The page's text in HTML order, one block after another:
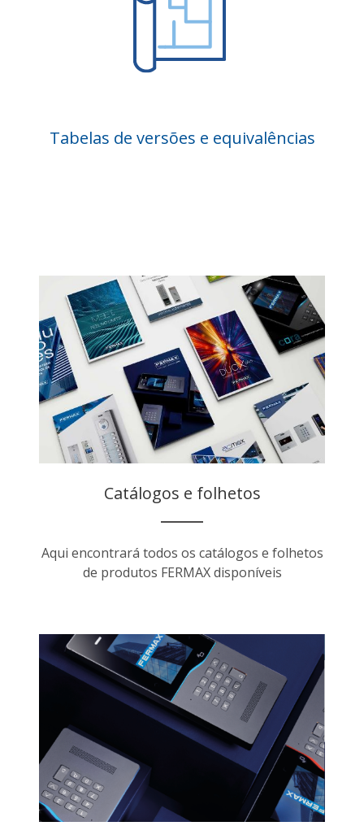
Tabelas de versões e equivalências
Catálogos e folhetos
Aqui encontrará todos os catálogos e folhetos
de produtos FERMAX disponíveis